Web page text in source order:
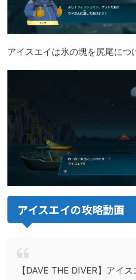
アイスエイは氷の塊を尻尾につ
アイスエイの攻略動画
【DAVE THE DIVER】アイ